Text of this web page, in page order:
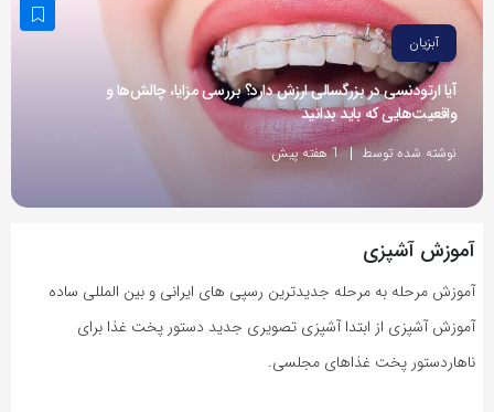
بگذارید.
کپی
لینک
آبزیان
آیا ارتودنسی در بزرگسالی ارزش دارد؟ بررسی مزایا، چالش‌ها و
واقعیت‌هایی که باید بدانید
نوشته شده توسط 1 هفته پیش
آموزش آشپزی
آموزش مرحله به مرحله جدیدترین رسپی های ایرانی و بین المللی ساده
آموزش آشپزی از ابتدا آشپزی تصویری جدید دستور پخت غذا برای
ناهاردستور پخت غذاهای مجلسی.